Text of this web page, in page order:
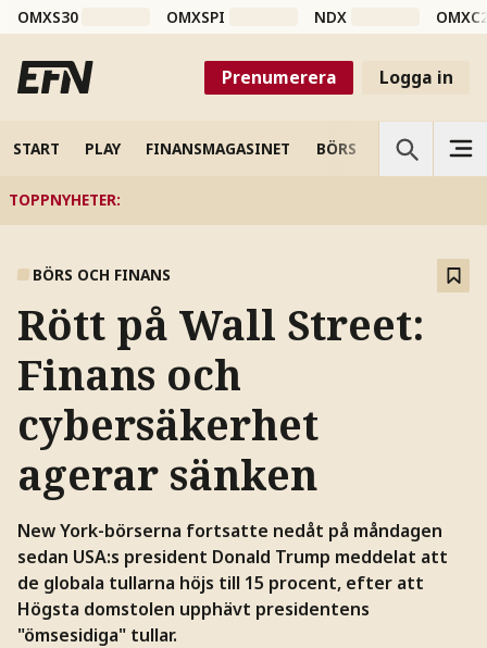
OMXS30 OMXSPI NDX
Prenumerera Logga in
START PLAY FINANSMAGASINET BÖRS VETENSKAP
TOPPNYHETER:
BÖRS OCH FINANS
Rött på Wall Street:
Finans och
cybersäkerhet
agerar sänken
New York-börserna fortsatte nedåt på måndagen
sedan USA:s president Donald Trump meddelat att
de globala tullarna höjs till 15 procent, efter att
Högsta domstolen upphävt presidentens
"ömsesidiga" tullar.